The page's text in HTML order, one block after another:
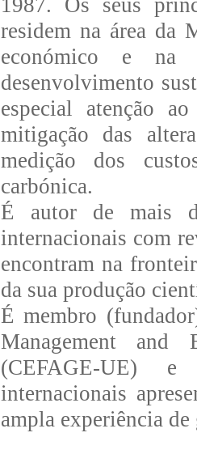
residem na área da
económico e na
desenvolvimento
especial atenção
mitigação das
medição dos
carbónica.
É autor de mais
internacionais com
encontram na
da sua produção
É membro
Management
(CEFAGE-UE) e
internacionais
ampla experiência